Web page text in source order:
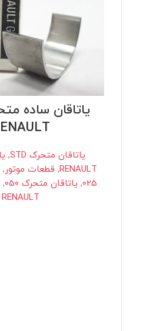
یاتاقان متحرک STD ,
RENAULT
, قطعات موتور,
025
, یاتاقان متحرک 050 ,
RENAULT